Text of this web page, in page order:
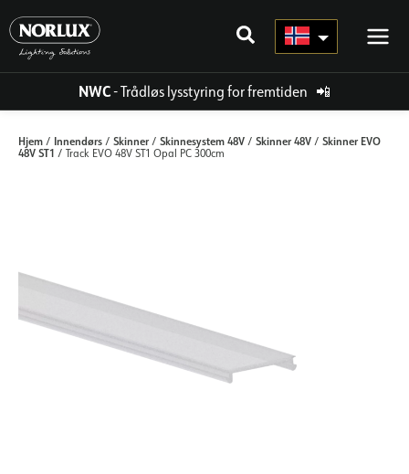
rett
innholdet
NWC- Trådløs lysstyring for fremtiden 📲
Hjem / Innendørs / Skinner/ Skinnesystem 48V / Skinner 48V / Skinner EVO
48V ST1 / Track EVO 48V ST1 Opal PC 300cm